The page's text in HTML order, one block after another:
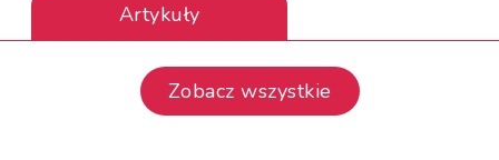
Artykuły
Zobacz wszystkie